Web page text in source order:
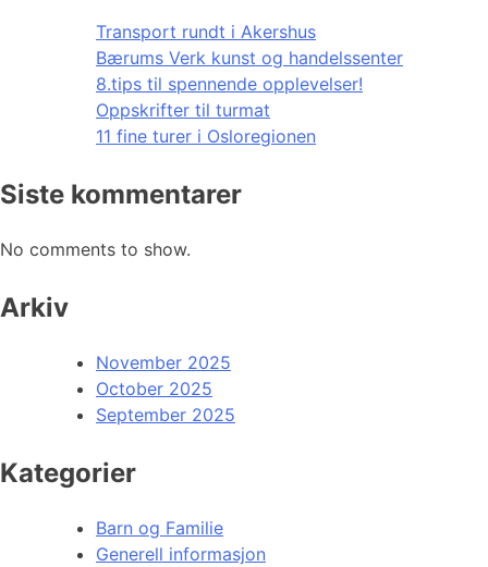
Transport rundt i Akershus
Bærums Verk kunst og handelssenter
8.tips til spennende opplevelser!
Oppskrifter til turmat
11 fine turer i Osloregionen
Siste kommentarer
No comments to show.
Arkiv
November 2025
October 2025
September 2025
Kategorier
Barn og Familie
Generell informasjon